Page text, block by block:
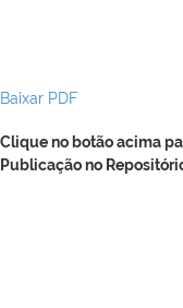
Baixar PDF
Clique no botão acima
Publicação no